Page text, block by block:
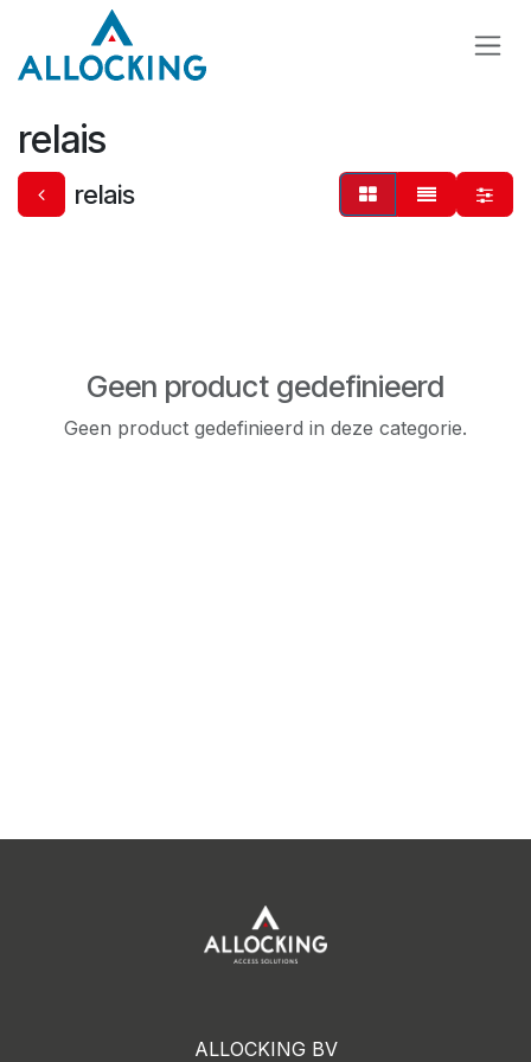
Overslaan naar inhoud
relais
relais
Geen product gedefinieerd
Geen product gedefinieerd in deze categorie.
ALLOCKING BV